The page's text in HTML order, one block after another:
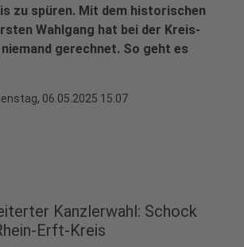
zu spüren. Mit dem historischen
Wahlgang hat bei der Kreis-
niemand gerechnet. So geht es
06.05.2025 15:07
Kanzlerwahl: Schock
Erft-Kreis